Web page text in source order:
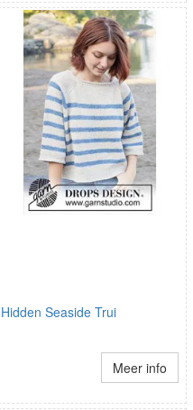
Hidden Seaside Trui
Meer info